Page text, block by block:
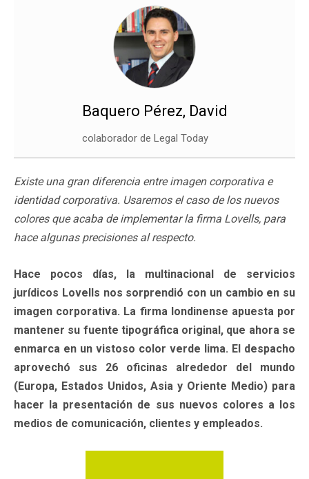
Baquero Pérez, David
colaborador de Legal Today
Existe una gran diferencia entre imagen corporativa e
identidad corporativa. Usaremos el caso de los nuevos
colores que acaba de implementar la firma Lovells, para
hace algunas precisiones al respecto.
Hace pocos días, la multinacional de servicios
jurídicos Lovells nos sorprendió con un cambio en su
imagen corporativa. La firma londinense apuesta por
mantener su fuente tipográfica original, que ahora se
enmarca en un vistoso color verde lima. El despacho
aprovechó sus 26 oficinas alrededor del mundo
(Europa, Estados Unidos, Asia y Oriente Medio) para
hacer la presentación de sus nuevos colores a los
medios de comunicación, clientes y empleados.